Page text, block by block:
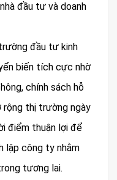
đầu tư và doanh
đầu tư kinh
biến tích cực nhờ
chính sách hỗ
rộng thị trường ngày
điểm thuận lợi để
lập công ty nhằm
tương lai.